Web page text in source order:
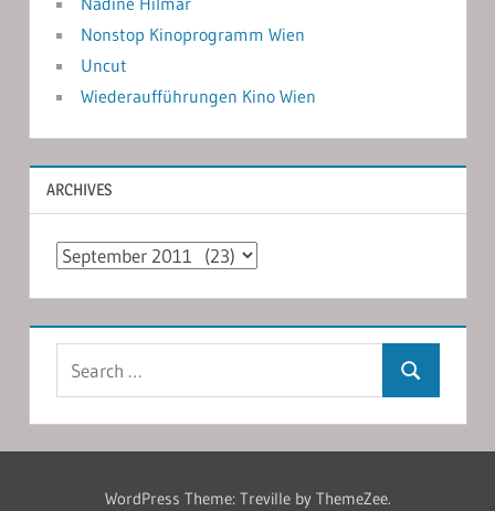
Nonstop Kinoprogramm Wien
Uncut
Wiederaufführungen Kino Wien
ARCHIVES
Archives
Search
WordPress Theme: Treville by ThemeZee.